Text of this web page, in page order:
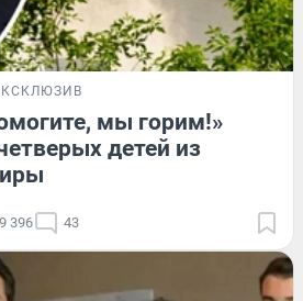
мы горим!»
детей из
9 396 43